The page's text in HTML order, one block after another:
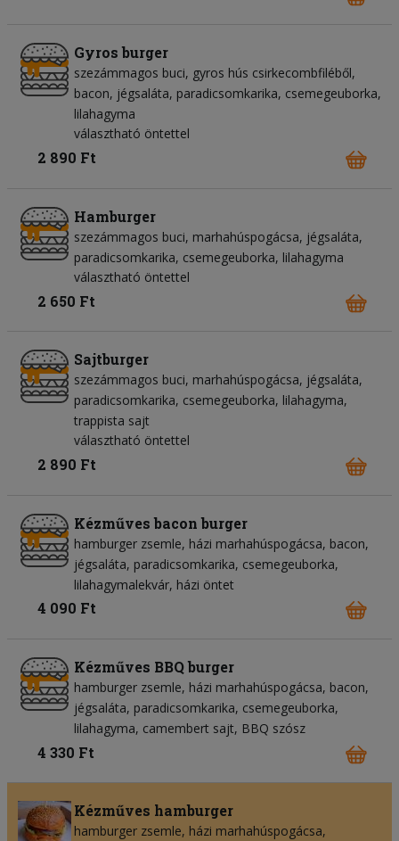
Gyros burger
szezámmagos buci gyros hús csirkecombfiléből
bacon jégsaláta paradicsomkarika csemegeuborka
lilahagyma
választható öntettel
2 890 Ft
Hamburger
szezámmagos buci marhahúspogácsa jégsaláta
paradicsomkarika csemegeuborka lilahagyma
választható öntettel
2 650 Ft
Sajtburger
szezámmagos buci marhahúspogácsa jégsaláta
paradicsomkarika csemegeuborka lilahagyma
trappista sajt
választható öntettel
2 890 Ft
Kézműves bacon burger
hamburger zsemle házi marhahúspogácsa bacon
jégsaláta paradicsomkarika csemegeuborka
lilahagymalekvár házi öntet
4 090 Ft
Kézműves BBQ burger
hamburger zsemle házi marhahúspogácsa bacon
jégsaláta paradicsomkarika csemegeuborka
lilahagyma camembert sajt BBQ szósz
4 330 Ft
Kézműves hamburger
hamburger zsemle házi marhahúspogácsa